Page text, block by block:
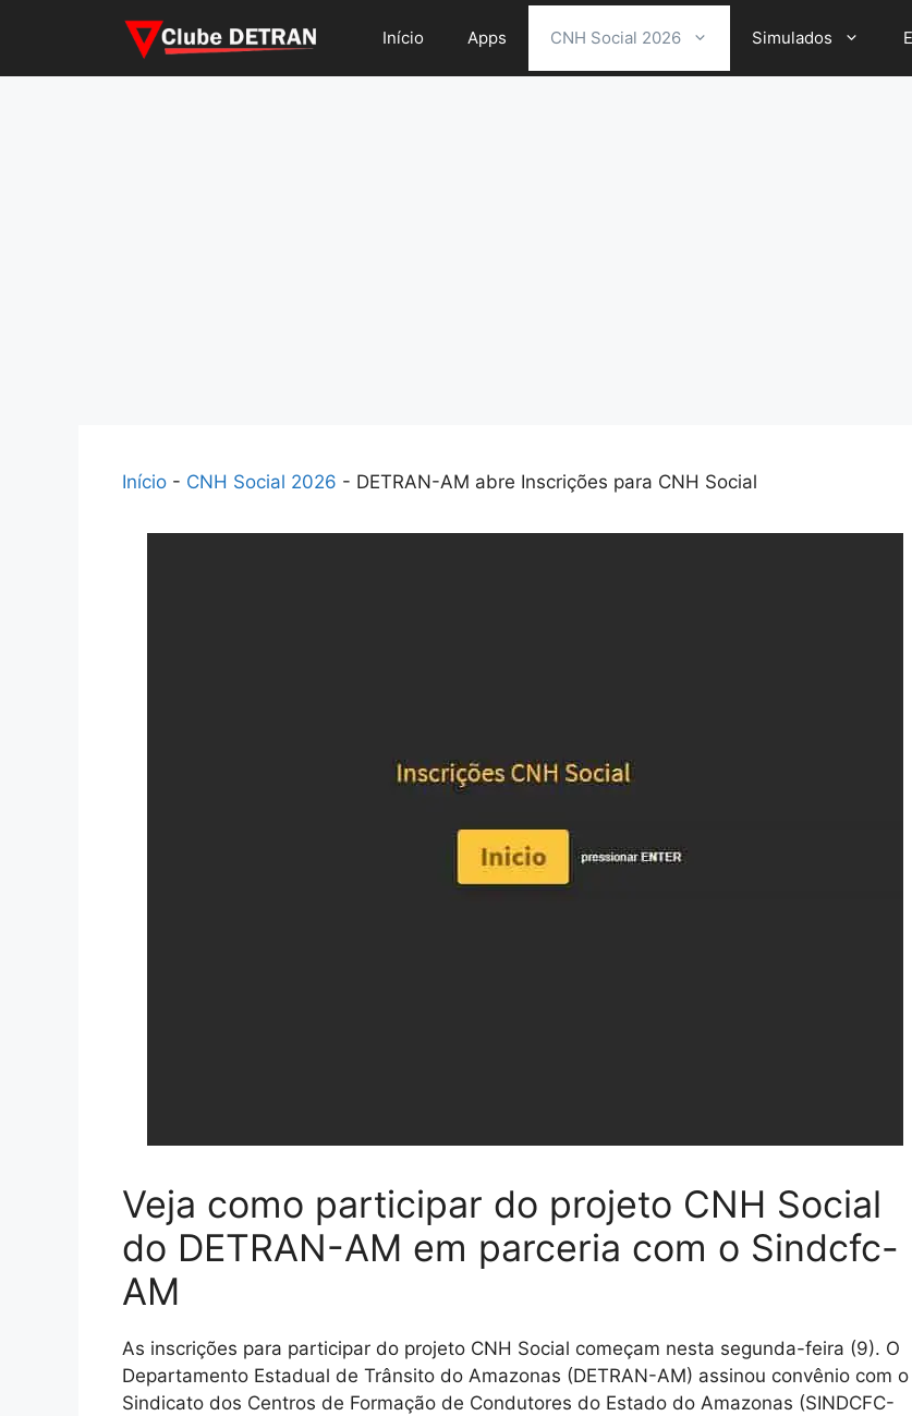
Início Apps CNH Social 2026 Simulados
Início - CNH Social 2026 - DETRAN-AM abre Inscrições para CNH Social
Veja como participar do projeto CNH Social
do DETRAN-AM em parceria com o Sindcfc-
AM
As inscrições para participar do projeto CNH Social começam nesta segunda-feira (9). O
Departamento Estadual de Trânsito do Amazonas (DETRAN-AM) assinou convênio com o
Sindicato dos Centros de Formação de Condutores do Estado do Amazonas (SINDCFC-